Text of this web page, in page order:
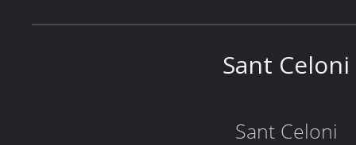
Sant Celoni
Sant Celoni